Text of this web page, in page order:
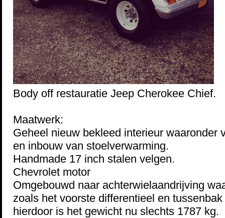
Body off restauratie Jeep Cherokee Chief.
Maatwerk:
Geheel nieuw bekleed interieur waaronder
en inbouw van stoelverwarming.
Handmade 17 inch stalen velgen.
Chevrolet motor
Omgebouwd naar achterwielaandrijving
zoals het voorste differentieel en
hierdoor is het gewicht nu slechts 1787 kg.